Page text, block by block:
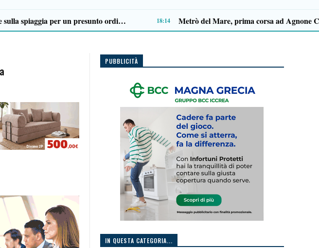
Premio Terre del Bussento, si alza il sipario: stasera Roberto Fico apre l’11ª edizione 14:35 Capaccio Paestum spazio di legalità: oltre 43 ettari di beni confiscati destinati a progetti sociali 14:14
PUBBLICITÀ
IN QUESTA CATEGORIA...